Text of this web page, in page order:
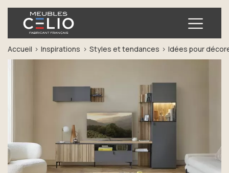
Accueil Inspirations Styles et tendances Idées pour